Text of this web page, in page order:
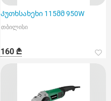
Კუთხსახეხი 115მმ 950W
თბილისი
160 ₾